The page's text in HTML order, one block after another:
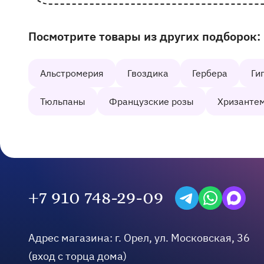
Наши другие подборки товаров на сайте
Посмотрите товары из других подборок:
Альстромерия Гвоздика Гербера
Тюльпаны Французские розы
+7 910 748-29-09 Написать в
Написать на
Адрес магазина: г. Орел, ул. Московская, 36
(вход с торца дома)